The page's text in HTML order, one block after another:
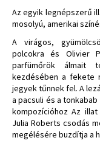
Az egyik legnépszerű
mosolyú, amerikai
A virágos,
polcokra és Olivier
parfümőrök álmait
kezdésében a fekete
jegyek tűnnek fel. A
a pacsuli és a
kompozícióhoz Az
Julia Roberts csodás
megélésére buzdítja a